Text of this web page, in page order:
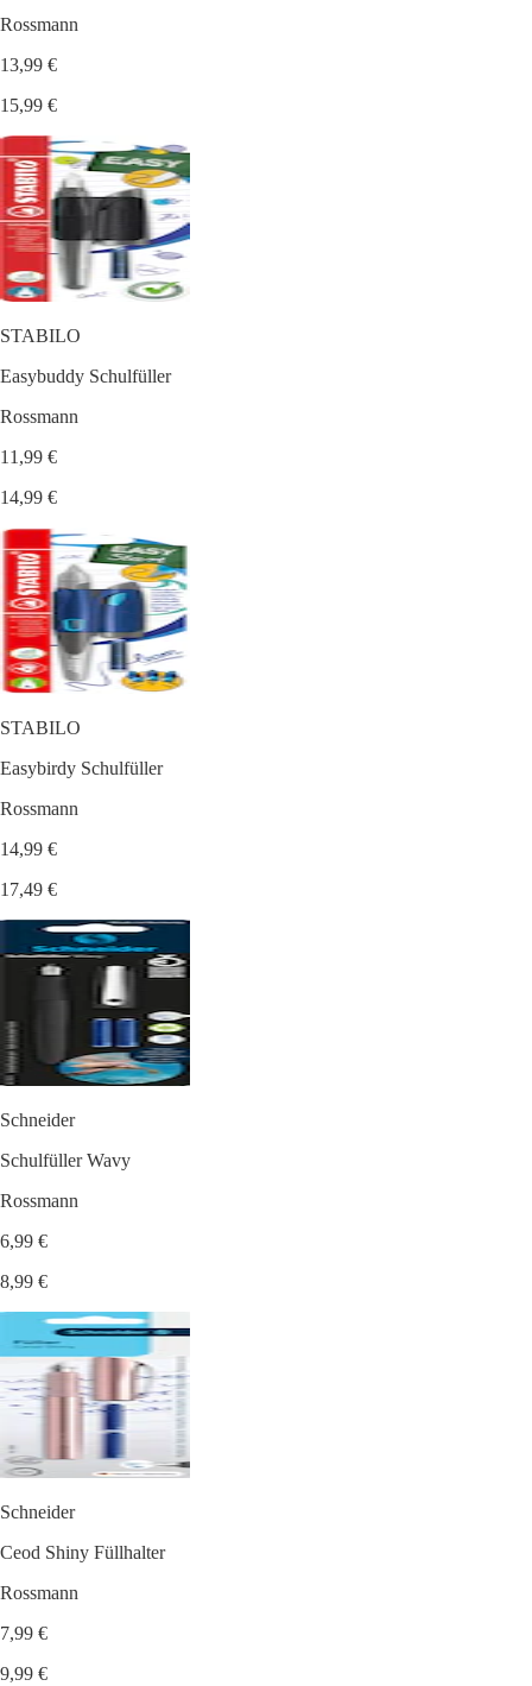
Rossmann
13,99 €
15,99 €
STABILO
Easybuddy Schulfüller
Rossmann
11,99 €
14,99 €
STABILO
Easybirdy Schulfüller
Rossmann
14,99 €
17,49 €
Schneider
Schulfüller Wavy
Rossmann
6,99 €
8,99 €
Schneider
Ceod Shiny Füllhalter
Rossmann
7,99 €
9,99 €